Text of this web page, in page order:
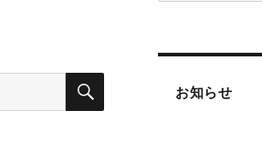
検
お知らせ